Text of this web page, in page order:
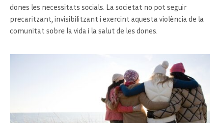
dones les necessitats socials. La societat no pot seguir
precaritzant, invisibilitzant i exercint aquesta violència de la
comunitat sobre la vida i la salut de les dones.